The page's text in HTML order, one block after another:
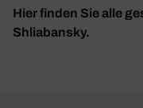
Hier finden Sie alle
Shliabansky.